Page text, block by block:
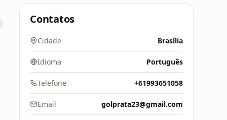
Contatos
Cidade Brasília
Idioma Português
Telefone +61993651058
Email golprata23@gmail.com